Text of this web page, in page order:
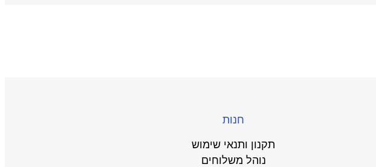
חנות
תקנון ותנאי שימוש
נוהל משלוחים